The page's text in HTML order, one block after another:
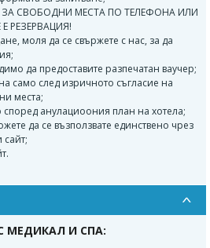
СВОБОДНИ МЕСТА ПО ТЕЛЕФОНА ИЛИ
РЕЗЕРВАЦИЯ!
моля да се свържете с нас, за да
да предоставите разпечатан ваучер;
само след изричното съгласие на
места;
анулациоония план на хотела;
да се възползвате единствено чрез
сайт;
МЕДИКАЛ И СПА: